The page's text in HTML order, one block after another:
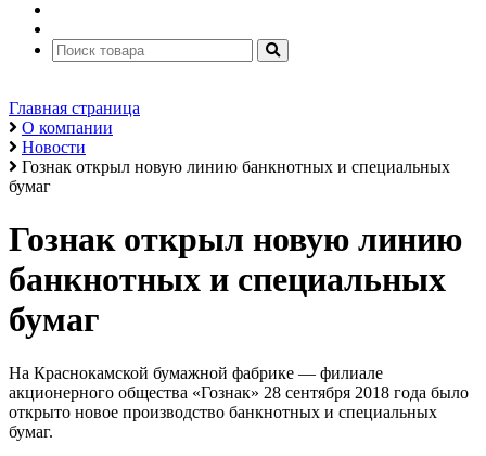
Главная страница
О компании
Новости
Гознак открыл новую линию банкнотных и специальных
бумаг
Гознак открыл новую линию
банкнотных и специальных
бумаг
На Краснокамской бумажной фабрике — филиале
акционерного общества «Гознак» 28 сентября 2018 года было
открыто новое производство банкнотных и специальных
бумаг.